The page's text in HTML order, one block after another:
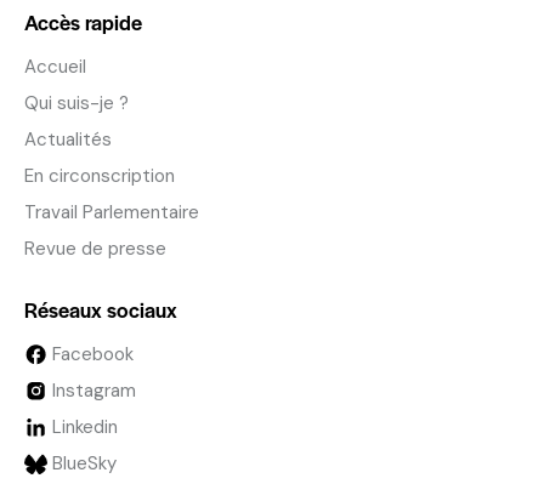
Accès rapide
Accueil
Qui suis-je ?
Actualités
En circonscription
Travail Parlementaire
Revue de presse
Réseaux sociaux
Facebook
Instagram
Linkedin
BlueSky